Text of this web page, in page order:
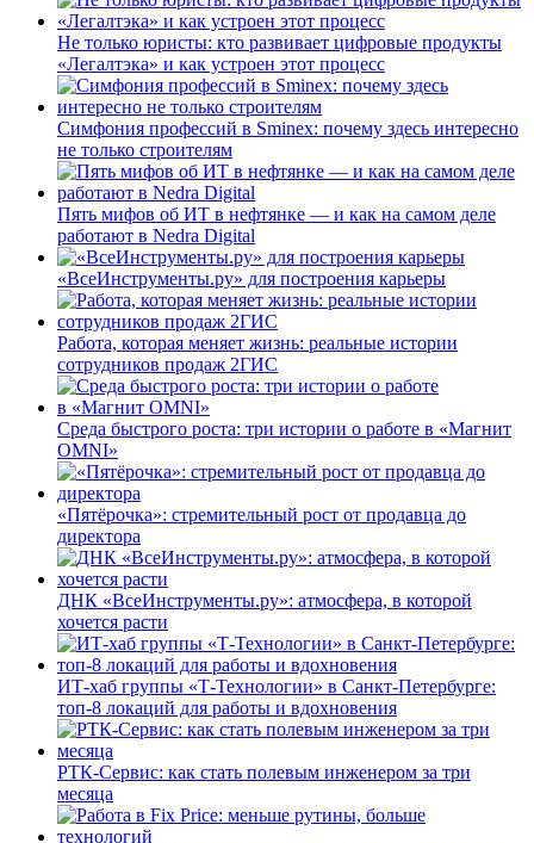
Не только юристы: кто развивает цифровые продукты
«Легалтэка» и как устроен этот процесс
Симфония профессий в Sminex: почему здесь интересно
не только строителям
Пять мифов об ИТ в нефтянке — и как на самом деле
работают в Nedra Digital
«ВсеИнструменты.ру» для построения карьеры
Работа, которая меняет жизнь: реальные истории
сотрудников продаж 2ГИС
Среда быстрого роста: три истории о работе в «Магнит
OMNI»
«Пятёрочка»: стремительный рост от продавца до
директора
ДНК «ВсеИнструменты.ру»: атмосфера, в которой
хочется расти
ИТ-хаб группы «Т-Технологии» в Санкт-Петербурге:
топ-8 локаций для работы и вдохновения
РТК-Сервис: как стать полевым инженером за три
месяца